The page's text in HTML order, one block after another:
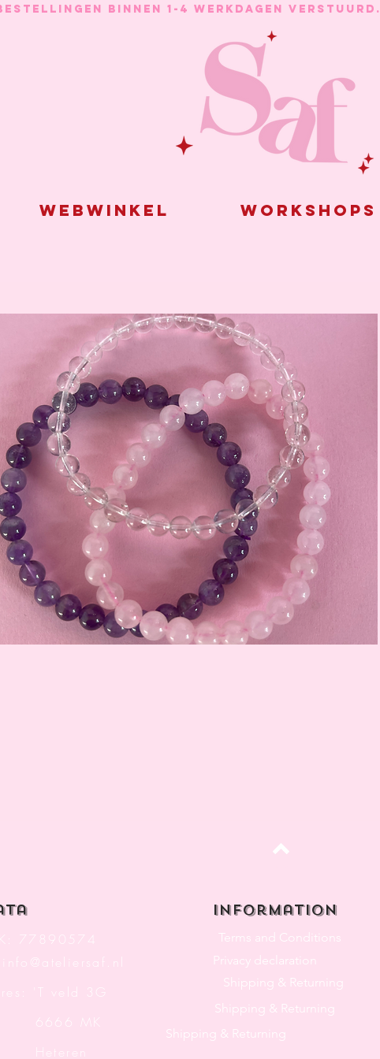
BINNEN 1-4 WERKDAGEN VERSTUURD.
Webwinkel Workshops
Information
77890574
info@ateliersaf.nl
'T veld 3G
MK
Terms and Conditions
Privacy declaration
Shipping & Returning
Shipping & Returning
Shipping & Returning